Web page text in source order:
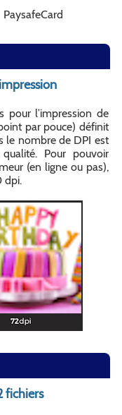
PaysafeCard
pour l’impression de
par pouce) définit
le nombre de DPI est
Pour pouvoir
(en ligne ou pas),
dpi.
fichiers